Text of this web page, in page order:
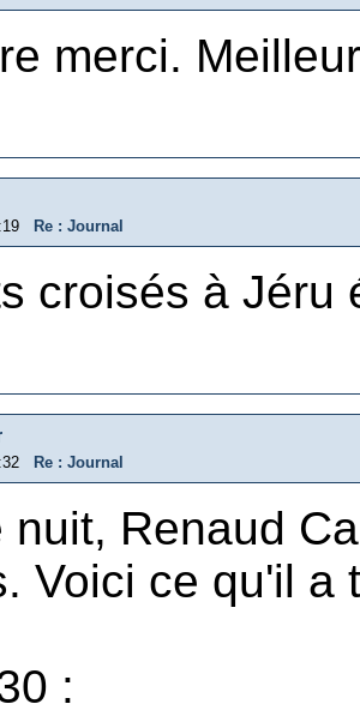
merci.
Re : Journal
croisés à Jéru
Re : Journal
nuit, Renaud
Voici ce qu'il a
: